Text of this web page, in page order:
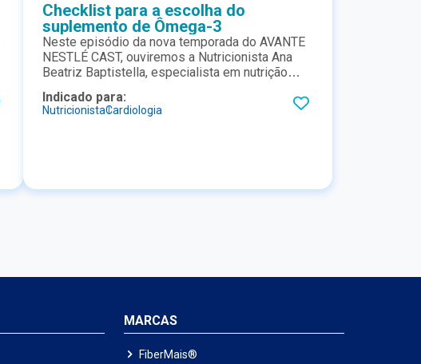
Checklist para a escolha do
suplemento de Ômega-3
Neste episódio da nova temporada do AVANTE
NESTLÉ CAST, ouviremos a Nutricionista Ana
Beatriz Baptistella, especialista em nutrição
que ainda gera muitas dúvidas: Como escolher
um bom suplemento de ômega 3 para o meu
intolerância ao sabor residual? Quais são as
Indicado para:
NutricionistaCardiologia
MARCAS
FiberMais®